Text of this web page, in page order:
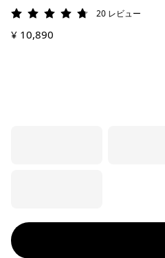
評価: 4.8 / 5
20 レビュー
¥ 10,890